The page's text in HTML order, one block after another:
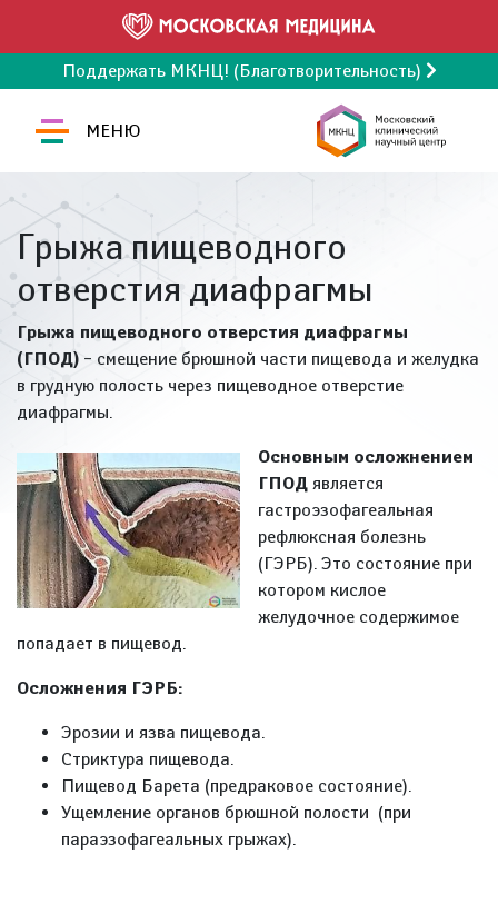
Поддержать МКНЦ! (Благотворительность)
МЕНЮ
Грыжа пищеводного
отверстия диафрагмы
Грыжа пищеводного отверстия диафрагмы
(ГПОД) – смещение брюшной части пищевода и желудка
в грудную полость через пищеводное отверстие
диафрагмы.
Основным осложнением
ГПОД является
гастроэзофагеальная
рефлюксная болезнь
(ГЭРБ). Это состояние при
котором кислое
желудочное содержимое
попадает в пищевод.
Осложнения ГЭРБ:
Эрозии и язва пищевода.
Стриктура пищевода.
Пищевод Барета (предраковое состояние).
Ущемление органов брюшной полости (при
параэзофагеальных грыжах).